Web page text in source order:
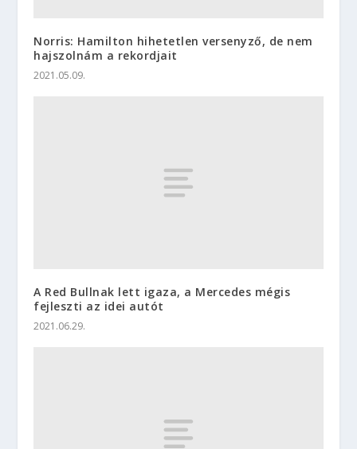
Norris: Hamilton hihetetlen versenyző, de nem
hajszolnám a rekordjait
2021.05.09.
A Red Bullnak lett igaza, a Mercedes mégis
fejleszti az idei autót
2021.06.29.